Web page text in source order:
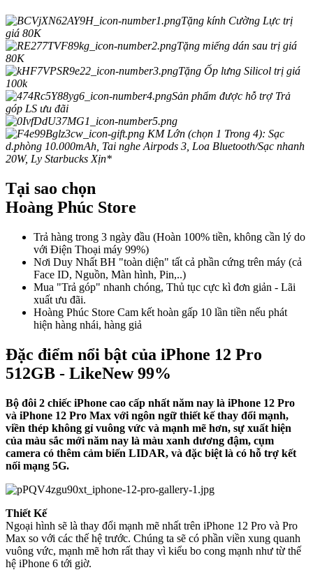
Tặng kính Cường Lực trị
giá 80K
Tặng miếng dán sau trị giá
80K
Tặng Ốp lưng Silicol trị giá
100k
Sản phẩm được hỗ trợ Trả
góp LS ưu đãi
KM Lớn (chọn 1 Trong 4): Sạc
d.phòng 10.000mAh, Tai nghe Airpods 3, Loa Bluetooth/Sạc nhanh
20W, Ly Starbucks Xịn*
Tại sao chọn
Hoàng Phúc Store
Trả hàng trong 3 ngày đầu (Hoàn 100% tiền, không cần lý do
với Điện Thoại máy 99%)
Nơi Duy Nhất BH "toàn diện" tất cả phần cứng trên máy (cả
Face ID, Nguồn, Màn hình, Pin,..)
Mua "Trả góp" nhanh chóng, Thủ tục cực kì đơn giản - Lãi
xuất ưu đãi.
Hoàng Phúc Store Cam kết hoàn gấp 10 lần tiền nếu phát
hiện hàng nhái, hàng giả
Đặc điểm nổi bật của iPhone 12 Pro
512GB - LikeNew 99%
Bộ đôi 2 chiếc iPhone cao cấp nhất năm nay là iPhone 12 Pro
và iPhone 12 Pro Max với ngôn ngữ thiết kế thay đổi mạnh,
viền thép không gỉ vuông vức và mạnh mẽ hơn, sự xuất hiện
của màu sắc mới năm nay là màu xanh dương đậm, cụm
camera có thêm cảm biến LIDAR, và đặc biệt là có hỗ trợ kết
nối mạng 5G.
Thiết Kế
Ngoại hình sẽ là thay đổi mạnh mẽ nhất trên iPhone 12 Pro và Pro
Max so với các thế hệ trước. Chúng ta sẽ có phần viền xung quanh
vuông vức, mạnh mẽ hơn rất thay vì kiểu bo cong mạnh như từ thế
hệ iPhone 6 tới giờ.